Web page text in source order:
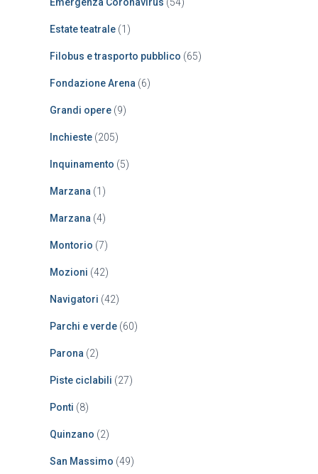
Estate teatrale (1)
Filobus e trasporto pubblico (65)
Fondazione Arena (6)
Grandi opere (9)
Inchieste (205)
Inquinamento (5)
Marzana (1)
Marzana (4)
Montorio (7)
Mozioni (42)
Navigatori (42)
Parchi e verde (60)
Parona (2)
Piste ciclabili (27)
Ponti (8)
Quinzano (2)
San Massimo (49)